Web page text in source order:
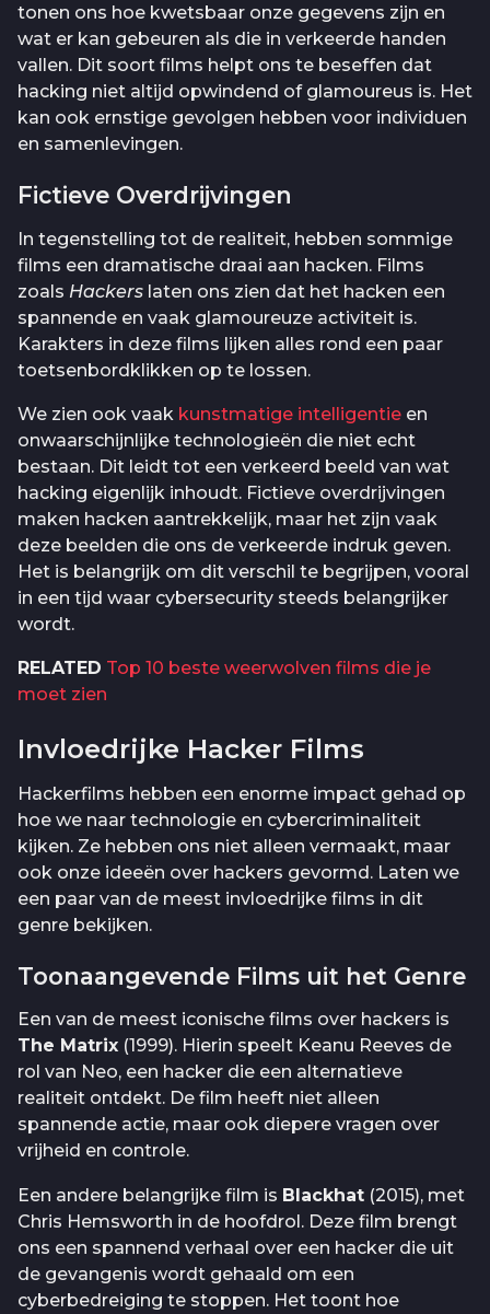
tonen ons hoe kwetsbaar onze gegevens zijn en
wat er kan gebeuren als die in verkeerde handen
vallen. Dit soort films helpt ons te beseffen dat
hacking niet altijd opwindend of glamoureus is. Het
kan ook ernstige gevolgen hebben voor individuen
en samenlevingen.
Fictieve Overdrijvingen
In tegenstelling tot de realiteit, hebben sommige
films een dramatische draai aan hacken. Films
zoals Hackers laten ons zien dat het hacken een
spannende en vaak glamoureuze activiteit is.
Karakters in deze films lijken alles rond een paar
toetsenbordklikken op te lossen.
We zien ook vaak kunstmatige intelligentie en
onwaarschijnlijke technologieën die niet echt
bestaan. Dit leidt tot een verkeerd beeld van wat
hacking eigenlijk inhoudt. Fictieve overdrijvingen
maken hacken aantrekkelijk, maar het zijn vaak
deze beelden die ons de verkeerde indruk geven.
Het is belangrijk om dit verschil te begrijpen, vooral
in een tijd waar cybersecurity steeds belangrijker
wordt.
RELATED Top 10 beste weerwolven films die je
moet zien
Invloedrijke Hacker Films
Hackerfilms hebben een enorme impact gehad op
hoe we naar technologie en cybercriminaliteit
kijken. Ze hebben ons niet alleen vermaakt, maar
ook onze ideeën over hackers gevormd. Laten we
een paar van de meest invloedrijke films in dit
genre bekijken.
Toonaangevende Films uit het Genre
Een van de meest iconische films over hackers is
The Matrix (1999). Hierin speelt Keanu Reeves de
rol van Neo, een hacker die een alternatieve
realiteit ontdekt. De film heeft niet alleen
spannende actie, maar ook diepere vragen over
vrijheid en controle.
Een andere belangrijke film is Blackhat (2015), met
Chris Hemsworth in de hoofdrol. Deze film brengt
ons een spannend verhaal over een hacker die uit
de gevangenis wordt gehaald om een
cyberbedreiging te stoppen. Het toont hoe